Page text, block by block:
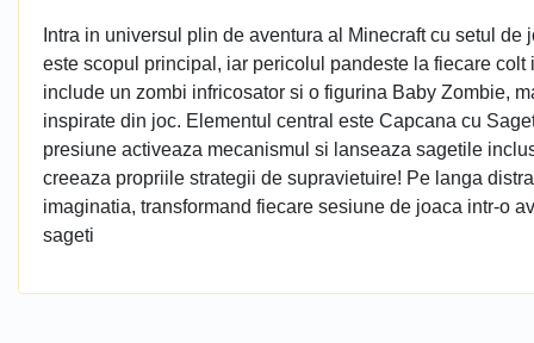
Intra in universul plin de aventura al Minecraft cu setul
este scopul principal, iar pericolul pandeste la fiecare
include un zombi infricosator si o figurina Baby Zombie,
inspirate din joc. Elementul central este Capcana cu
presiune activeaza mecanismul si lanseaza sagetile
creeaza propriile strategii de supravietuire! Pe langa
imaginatia, transformand fiecare sesiune de joaca intr-o
sageti